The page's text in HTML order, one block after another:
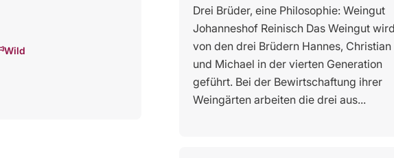
Drei Brüder, eine Philosophie: Weingut
Johanneshof Reinisch Das Weingut
von den drei Brüdern Hannes, Christian
und Michael in der vierten Generation
geführt. Bei der Bewirtschaftung ihrer
Weingärten arbeiten die drei aus...
Wild